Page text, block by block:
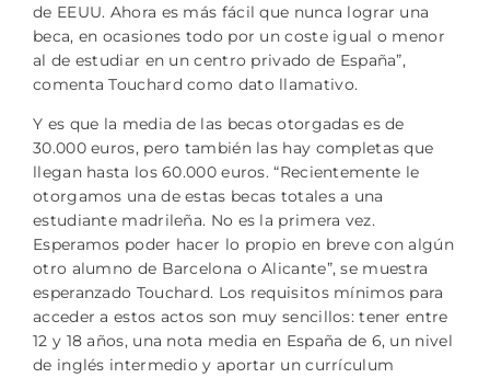
de EEUU. Ahora es más fácil que nunca lograr una
beca, en ocasiones todo por un coste igual o menor
al de estudiar en un centro privado de España”,
comenta Touchard como dato llamativo.
Y es que la media de las becas otorgadas es de
30.000 euros, pero también las hay completas que
llegan hasta los 60.000 euros. “Recientemente le
otorgamos una de estas becas totales a una
estudiante madrileña. No es la primera vez.
Esperamos poder hacer lo propio en breve con algún
otro alumno de Barcelona o Alicante”, se muestra
esperanzado Touchard. Los requisitos mínimos para
acceder a estos actos son muy sencillos: tener entre
12 y 18 años, una nota media en España de 6, un nivel
de inglés intermedio y aportar un currículum